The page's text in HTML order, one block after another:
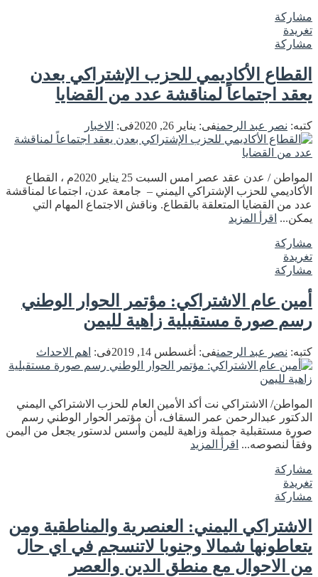
مشاركة
تغريدة
مشاركة
القطاع الأكاديمي للحزب الإشتراكي بعدن
يعقد اجتماعاً لمناقشة عدد من القضايا
كتبه: نصر عبد الرحمنفى: يناير 26, 2020 فى: الاخبار
المواطن / عدن عقد عصر امس السبت 25 يناير 2020م ، القطاع
الأكاديمي للحزب الإشتراكي اليمني – جامعة عدن، اجتماعا لمناقشة
عدد من القضايا المتعلقة بالقطاع. وناقش الاجتماع المهام التي
يمكن... اقرأ المزيد
مشاركة
تغريدة
مشاركة
أمين عام الاشتراكي: مؤتمر الحوار الوطني
رسم صورة مستقبلية زاهية لليمن
كتبه: نصر عبد الرحمنفى: أغسطس 14, 2019 فى: اهم الاحداث
المواطن/ الاشتراكي نت أكد الأمين العام للحزب الاشتراكي اليمني
الدكتور عبدالرحمن عمر السقاف، أن مؤتمر الحوار الوطني رسم
صورة مستقبلية جميلة وزاهية لليمن وأسس لدستور يجعل من اليمن
وفقاً لنصوصه... اقرأ المزيد
مشاركة
تغريدة
مشاركة
الاشتراكي اليمني: العنصرية والمناطقية ومن
يتعاطونها شمالا وجنوبا لاتنسجم في اي حال
من الاحوال مع منطق الدين والعصر